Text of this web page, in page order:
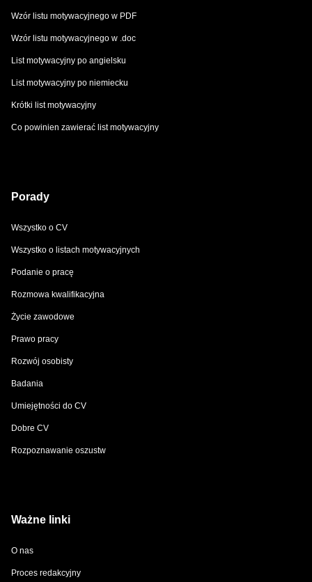
Wzór listu motywacyjnego w PDF
Wzór listu motywacyjnego w .doc
List motywacyjny po angielsku
List motywacyjny po niemiecku
Krótki list motywacyjny
Co powinien zawierać list motywacyjny
Porady
Wszystko o CV
Wszystko o listach motywacyjnych
Podanie o pracę
Rozmowa kwalifikacyjna
Życie zawodowe
Prawo pracy
Rozwój osobisty
Badania
Umiejętności do CV
Dobre CV
Rozpoznawanie oszustw
Ważne linki
O nas
Proces redakcyjny